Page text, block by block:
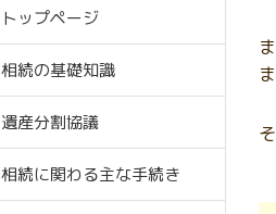
トップページ
相続の基礎知識
遺産分割協議
相続に関わる主な手続き